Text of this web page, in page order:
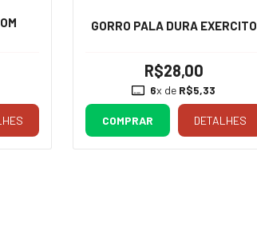
GORRO PALA DURA EXERCITO
R$28,00
6x de R$5,33
COMPRAR DETALHES